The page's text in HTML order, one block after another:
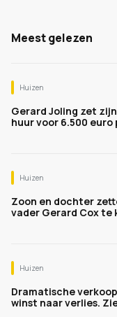
Meest gelezen
Huizen
Gerard Joling zet
huur voor 6.500
Huizen
Zoon en dochter
vader Gerard Cox te
Huizen
Dramatische
winst naar verlies.